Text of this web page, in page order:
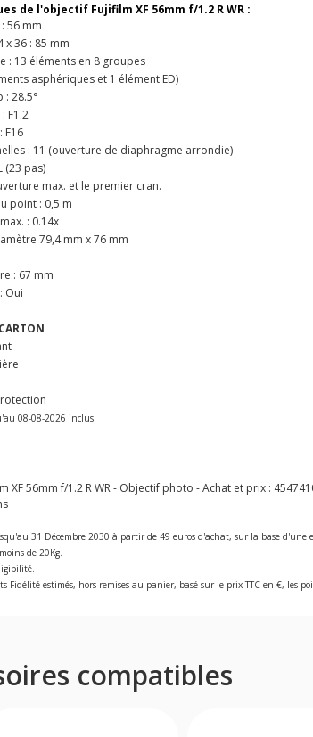
de l'objectif Fujifilm XF 56mm f/1.2 R WR :
56 mm
x 36 : 85 mm
: 13 éléments en 8 groupes
asphériques et 1 élément ED)
: 28.5°
F1.2
F16
: 11 (ouverture de diaphragme arrondie)
(23 pas)
max. et le premier cran.
point : 0,5 m
: 0.14x
79,4 mm x 76 mm
: 67 mm
Oui
08-08-2026 inclus.
XF 56mm f/1.2 R WR - Objectif photo - Achat et prix :
31 Décembre 2030 à partir de 49 euros d'achat, sur la base
de 20Kg.
Fidélité estimés, hors remises au panier, basé sur le prix TTC en €, les
compatibles